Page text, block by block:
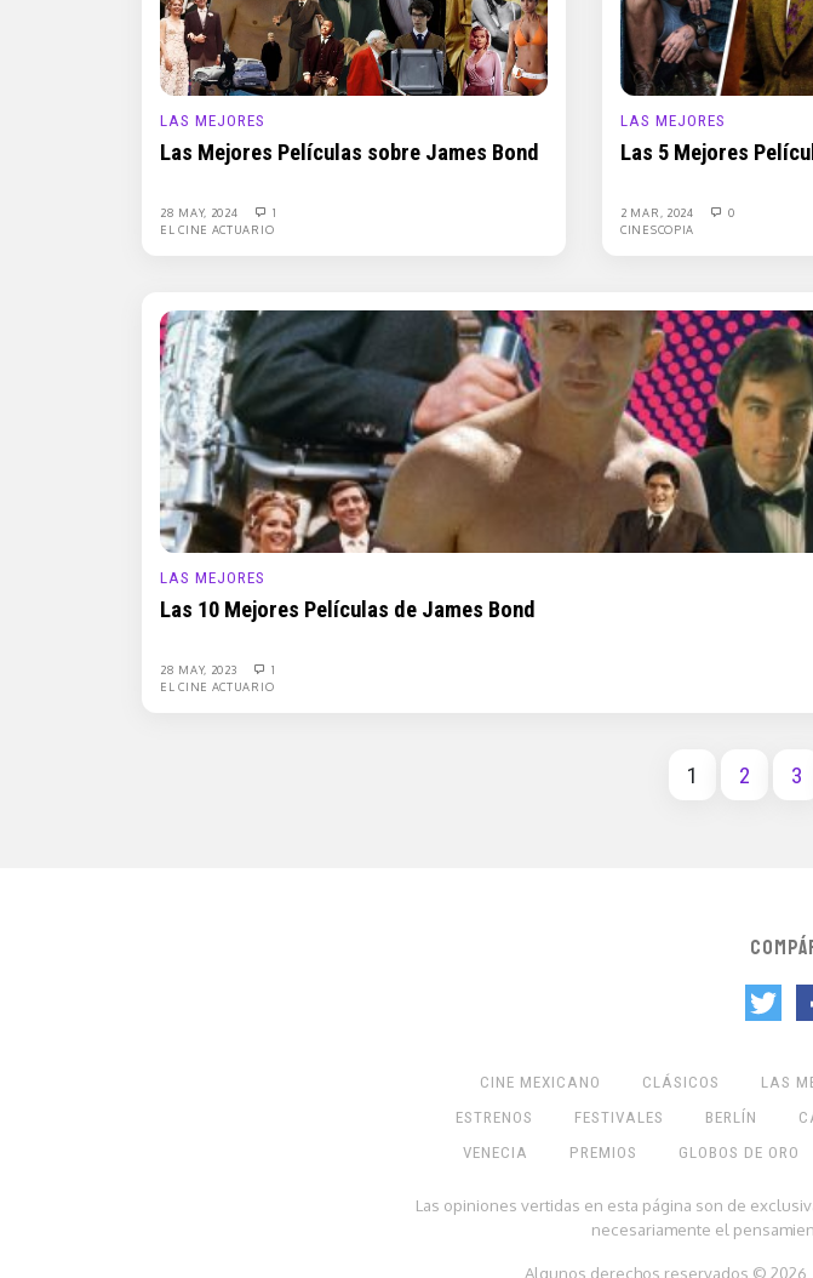
LAS MEJORES
Las Mejores Películas sobre James Bond
28 MAY, 2024
1
EL CINE ACTUARIO
LAS MEJORES
Las 5 Mejores
2 MAR, 2024
0
CINESCOPIA
LAS MEJORES
Las 10 Mejores Películas de James Bond
28 MAY, 2023
1
EL CINE ACTUARIO
1 2 3
CINE MEXICANO CLÁSICOS LAS
ESTRENOS
FESTIVALES BERLÍN
VENECIA
PREMIOS GLOBOS DE ORO
Las opiniones vertidas en esta página son de
necesariamente el
Algunos derechos reservados ©